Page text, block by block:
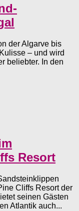
der Algarve bis
– und wird
beliebter. In den
Resort
Cliffs Resort der
seinen Gästen
Atlantik auch...